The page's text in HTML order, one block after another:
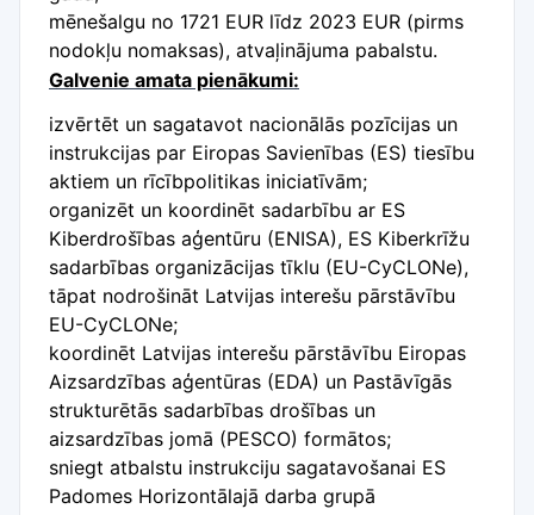
mēnešalgu no 1721 EUR līdz 2023 EUR (pirms
nodokļu nomaksas), atvaļinājuma pabalstu.
Galvenie amata pienākumi:
izvērtēt un sagatavot nacionālās pozīcijas un
instrukcijas par Eiropas Savienības (ES) tiesību
aktiem un rīcībpolitikas iniciatīvām;
organizēt un koordinēt sadarbību ar ES
Kiberdrošības aģentūru (ENISA), ES Kiberkrīžu
sadarbības organizācijas tīklu (EU-CyCLONe),
tāpat nodrošināt Latvijas interešu pārstāvību
EU-CyCLONe;
koordinēt Latvijas interešu pārstāvību Eiropas
Aizsardzības aģentūras (EDA) un Pastāvīgās
strukturētās sadarbības drošības un
aizsardzības jomā (PESCO) formātos;
sniegt atbalstu instrukciju sagatavošanai ES
Padomes Horizontālajā darba grupā